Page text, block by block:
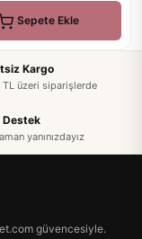
Sepete Ekle
Kargo
üzeri siparişlerde
yanınızdayız
güvencesiyle.